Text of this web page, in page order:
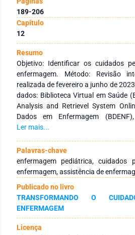
189-206
Capítulo
12
Resumo
Objetivo: Identificar os cuidados
enfermagem. Método: Revisão
realizada de fevereiro a junho de
dados: Biblioteca Virtual em Saúde
Analysis and Retrievel System
Dados em Enfermagem
Americana e do Caribe em
utilizou-se apenas 8 artigos para
Resultados: A análise dos estudos
temas abordados pelos autores em
controle da dor, ansiedade e
Conclusão: No que diz respeito ao
destaca-se a necessidade de
holística e humanizada, promovendo
englobe aspectos físicos,
Ler mais...
Palavras-chave
enfermagem pediátrica, cuidados
enfermagem, assistência de
Publicado no livro
TRANSFORMANDO O
ENFERMAGEM
Licença